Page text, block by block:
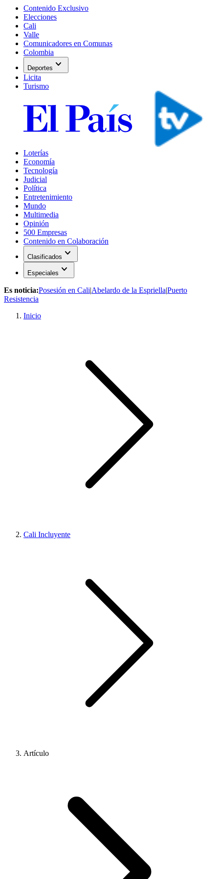
Contenido Exclusivo
Elecciones
Cali
Valle
Comunicadores en Comunas
Colombia
Deportes expand_more
Licita
Turismo
Loterías
Economía
Tecnología
Judicial
Política
Entretenimiento
Mundo
Multimedia
Opinión
500 Empresas
Contenido en Colaboración
Clasificados expand_more
Especiales expand_more
Es noticia:Posesión en Cali|Abelardo de la Espriella|Puerto
Resistencia
Inicio
Cali Incluyente
Artículo